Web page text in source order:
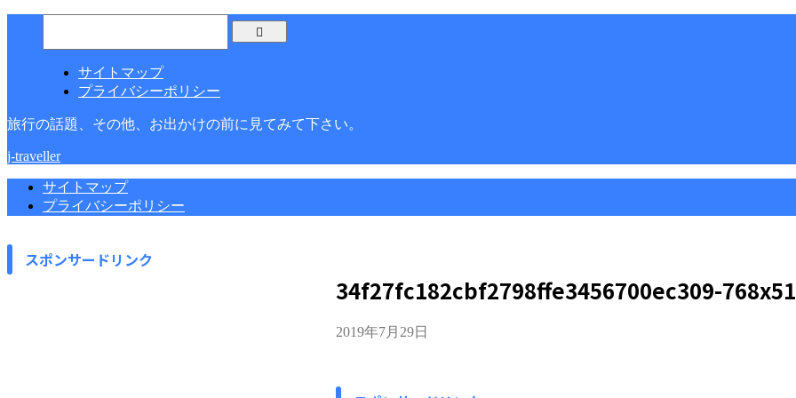
サイトマップ
プライバシーポリシー
旅行の話題、その他、お出かけの前に見てみて下さい。
j-traveller
サイトマップ
プライバシーポリシー
34f27fc182cbf2798ffe3456700ec309-
2019年7月29日
スポンサードリンク